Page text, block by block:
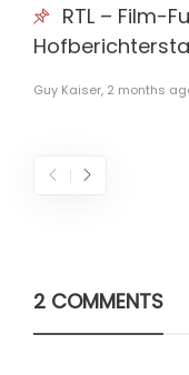
RTL – Film-
Guy Kaiser, 2 months
2 COMMENTS